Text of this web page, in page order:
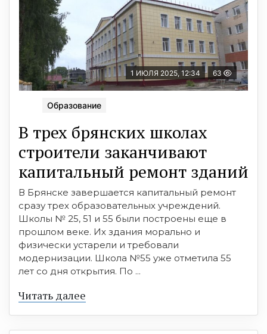
1 ИЮЛЯ 2025, 12:34 63
Образование
В трех брянских школах
строители заканчивают
капитальный ремонт зданий
В Брянске завершается капитальный ремонт
сразу трех образовательных учреждений.
Школы № 25, 51 и 55 были построены еще в
прошлом веке. Их здания морально и
физически устарели и требовали
модернизации. Школа №55 уже отметила 55
лет со дня открытия. По ...
Читать далее